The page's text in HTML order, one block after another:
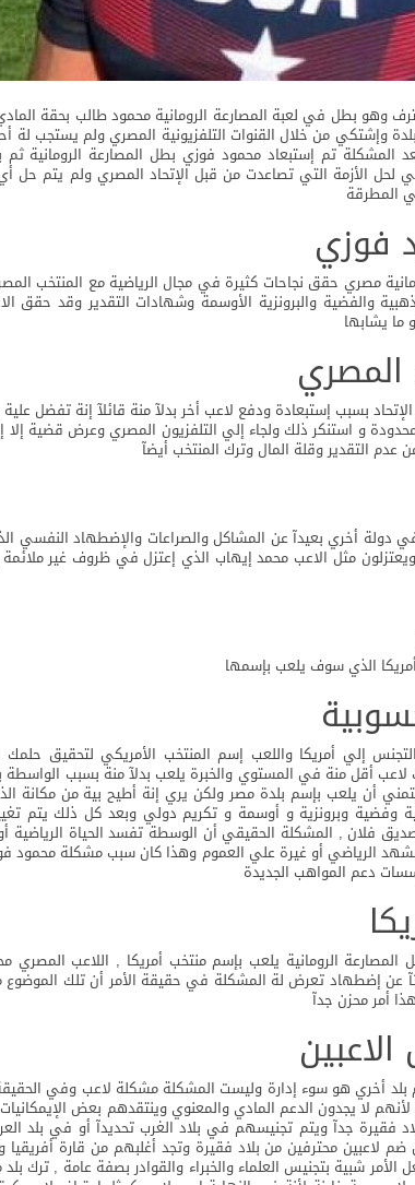
وهو بطل في لعبة المصارعة الرومانية محمود طالب بحقة
وإشتكي من خلال القنوات التلفزيونية المصري ولم يستجب لة
المشكلة تم إستبعاد محمود فوزي بطل المصارعة الرومانية ثم
لحل الأزمة التي تصاعدت من قبل الإتحاد المصري ولم يتم
المطرقة
فوزي
مصري حقق نجاحات كثيرة في مجال الرياضية مع المنتخب
والفضية والبرونزية الأوسمة وشهادات التقدير وقد
ما يشابها
المصري
بسبب إستبعادة ودفع لاعب أخر بدلآ منة قائلآ إنة تفضل
و استنكر ذلك ولجاء إلي التلفزيون المصري وعرض قضية
التقدير وقلة المال وترك المنتخب أيضآ
أخري بعيدآ عن المشاكل والصراعات والإضطهاد النفسي
مثل الاعب محمد إيهاب الذي إعتزل في ظروف غير
الذي سوف يلعب بإسمها
إلي أمريكا واللعب إسم المنتخب الأمريكي لتحقيق
أقل منة في المستوي والخبرة يلعب بدلآ منة بسبب الواسطة
أن يلعب بإسم بلدة مصر ولكن يري إنة أطيح بية من مكانة
وفضية وبرونزية و أوسمة و تكريم دولي وبعد كل ذلك يتم
صديق فلان , المشكلة الحقيقي أن الوسطة تفسد الحياة الرياضية
الرياضي أو غيرة علي العموم وهذا كان سبب مشكلة محمود
دعم المواهب الجديدة
الرومانية يلعب بإسم منتخب أمريكا , اللاعب المصري
عن إضطهاد تعرض لة المشكلة في حقيقة الأمر أن تلك الموضوع
أمر محزن جدآ
أخري هو سوء إدارة وليست المشكلة مشكلة لاعب وفي الحقيقة
لا يجدون الدعم المادي والمعنوي وينتقدهم بعض
فقيرة جدآ ويتم تجنيسهم في بلاد الغرب تحديدآ أو في بلد
ضم لاعبين محترفين من بلاد فقيرة وتجد أغلبهم من قارة
الأمر شبية بتجنيس العلماء والخبراء والقوادر بصفة عامة ,